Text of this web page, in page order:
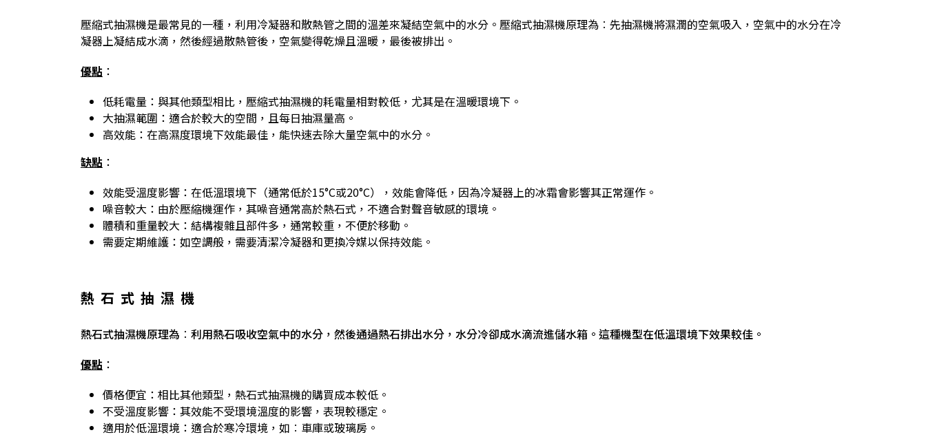
壓縮式抽濕機是最常見的一種，利用冷凝器和散熱管之間的溫差來凝結空氣中的水分。壓縮式抽濕機原理為︰先抽濕機將濕潤的空氣吸入，空氣中的水分在冷
凝器上凝結成水滴，然後經過散熱管後，空氣變得乾燥且溫暖，最後被排出。
優點 ：
低耗電量：與其他類型相比，壓縮式抽濕機的耗電量相對較低，尤其是在溫暖環境下。
大抽濕範圍：適合於較大的空間，且每日抽濕量高。
高效能：在高濕度環境下效能最佳，能快速去除大量空氣中的水分。
缺點 ：
效能受溫度影響：在低溫環境下（通常低於15°C或20°C），效能會降低，因為冷凝器上的冰霜會影響其正常運作。
噪音較大：由於壓縮機運作，其噪音通常高於熱石式，不適合對聲音敏感的環境。
體積和重量較大：結構複雜且部件多，通常較重，不便於移動。
需要定期維護：如空調般，需要清潔冷凝器和更換冷媒以保持效能。
熱石式抽濕機
熱石式抽濕機原理為︰利用熱石吸收空氣中的水分，然後通過熱石排出水分，水分冷卻成水滴流進儲水箱。這種機型在低溫環境下效果較佳。
優點 ：
價格便宜：相比其他類型，熱石式抽濕機的購買成本較低。
不受溫度影響：其效能不受環境溫度的影響，表現較穩定。
適用於低溫環境：適合於寒冷環境，如︰車庫或玻璃房。